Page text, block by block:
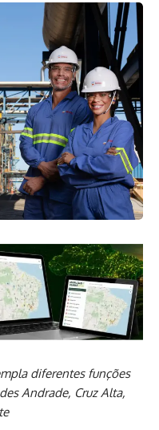
diferentes funções
Andrade, Cruz Alta,